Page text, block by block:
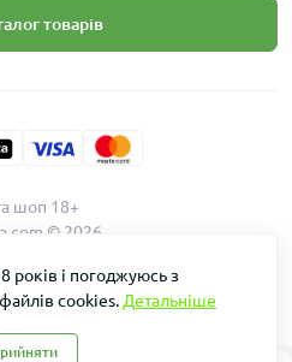
товарів
шоп 18+
© 2026
років і погоджуюсь з
cookies. Детальніше